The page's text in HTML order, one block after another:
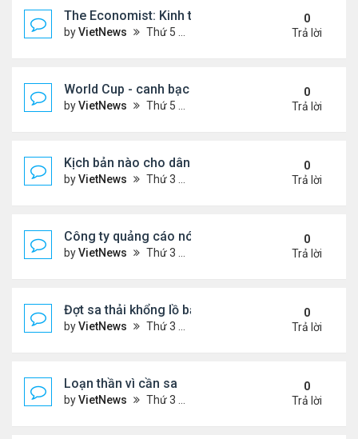
The Economist: Kinh tế thế giới suy thoái vẫn
byVietNews Thứ 5 Tháng 11 17, 2022 5:51 pm
0
Trả lời
World Cup - canh bạc 300 tỷ USD thay đổi hình
byVietNews Thứ 5 Tháng 11 17, 2022 4:48 pm
0
Trả lời
Kịch bản nào cho dân số thế giới sau mốc 8 tỷ
byVietNews Thứ 3 Tháng 11 15, 2022 5:02 pm
0
Trả lời
Công ty quảng cáo nói Twitter quá rủi ro
byVietNews Thứ 3 Tháng 11 15, 2022 4:56 pm
0
Trả lời
Đợt sa thải khổng lồ bắt đầu tại Amazon
byVietNews Thứ 3 Tháng 11 15, 2022 4:54 pm
0
Trả lời
Loạn thần vì cần sa
byVietNews Thứ 3 Tháng 10 25, 2022 4:45 pm
0
Trả lời